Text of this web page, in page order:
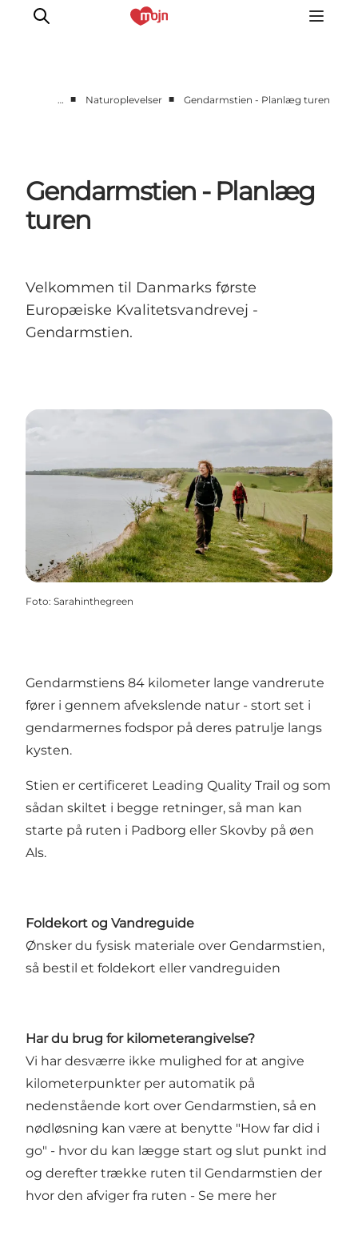
Natur
Overnatning
Det Sker
… ■ Naturoplevelser ■ Gendarmstien - Planlæg turen
Gendarmstien - Planlæg
turen
Velkommen til Danmarks første
Europæiske Kvalitetsvandrevej -
Gendarmstien.
Foto: Sarahinthegreen
Gendarmstiens 84 kilometer lange vandrerute
fører i gennem afvekslende natur - stort set i
gendarmernes fodspor på deres patrulje langs
kysten.
Stien er certificeret Leading Quality Trail og som
sådan skiltet i begge retninger, så man kan
starte på ruten i Padborg eller Skovby på øen
Als.
Foldekort og Vandreguide
Ønsker du fysisk materiale over Gendarmstien,
så bestil et foldekort eller vandreguiden
Har du brug for kilometerangivelse?
Vi har desværre ikke mulighed for at angive
kilometerpunkter per automatik på
nedenstående kort over Gendarmstien, så en
nødløsning kan være at benytte "How far did i
go" - hvor du kan lægge start og slut punkt ind
og derefter trække ruten til Gendarmstien der
hvor den afviger fra ruten - Se mere her